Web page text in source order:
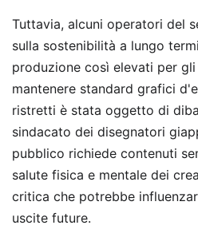
Tuttavia, alcuni operatori del
sulla sostenibilità a lungo
produzione così elevati per
mantenere standard grafici
ristretti è stata oggetto di
sindacato dei disegnatori
pubblico richiede contenuti
salute fisica e mentale dei
critica che potrebbe
uscite future.